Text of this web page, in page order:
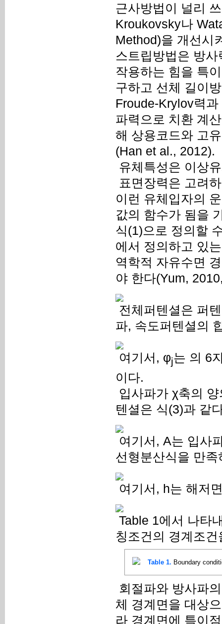
근사방법이 널리
Kroukovsky나
Method)을 개선시
스트립방법은 방
작용하는 힘을 특
구하고 선체 길이
Froude-Krylov력
파력으로 치환 계
해 상용코드와 고
(Han et al., 2012).
유체특성은 이상
표면장력은 고려
이런 유체입자의
값의 함수가 됨을
식(1)으로 정의할
에서 정의하고 있
역학적 자유수면
야 한다(Yum,
전체퍼텐셜은 퍼
파, 속도퍼텐셜의
여기서, φj는 의 6
이다.
입사파가 χ축의
텐셜은 식(3)과 같
여기서, A는 입사
선형분산식을 만
여기서, h는 해저
Table 1에서 나타
칭조건의 경계조
Table 1. Boundary
회절파와 방사파
체 경계면을 대상
라 경계면에 특이